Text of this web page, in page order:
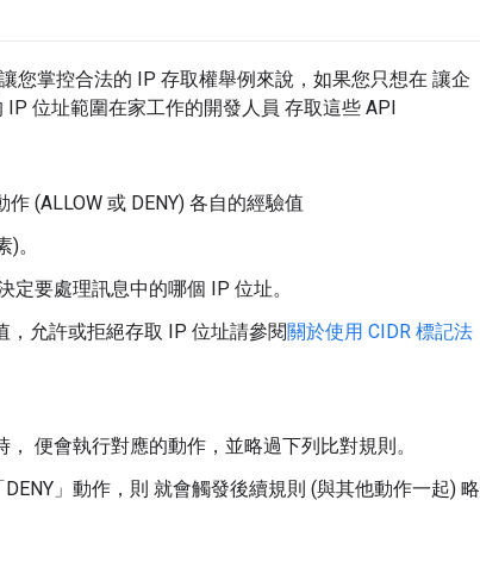
您掌控合法的 IP 存取權舉例來說，如果您只想在 讓企
位址範圍在家工作的開發人員 存取這些 API
(ALLOW 或 DENY) 各自的經驗值
。
定要處理訊息中的哪個 IP 位址。
允許或拒絕存取 IP 位址請參閱關於使用 CIDR 標記法
便會執行對應的動作，並略過下列比對規則。
」動作，則 就會觸發後續規則 (與其他動作一起) 略